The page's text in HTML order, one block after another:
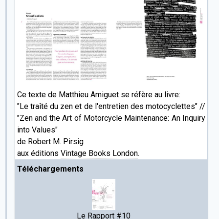
Ce texte de Matthieu Amiguet se réfère au livre:
"Le traîté du zen et de l'entretien des motocyclettes" //
"Zen and the Art of Motorcycle Maintenance: An Inquiry
into Values"
de Robert M. Pirsig
aux éditions Vintage Books London.
Téléchargements
Le Rapport #10